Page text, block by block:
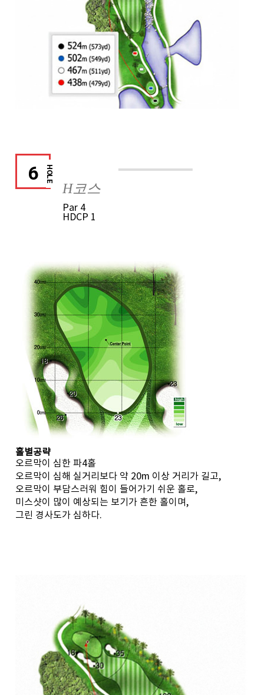
6 HOLE
H코스
Par 4
HDCP 1
홀별공략
오르막이 심한 파4홀
오르막이 심해 실거리보다 약 20m 이상 거리가 길고,
오르막이 부담스러워 힘이 들어가기 쉬운 홀로,
미스샷이 많이 예상되는 보기가 흔한 홀이며,
그린 경사도가 심하다.